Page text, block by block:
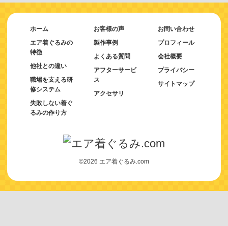
ホーム
エア着ぐるみの
特徴
他社との違い
職場を支える研
修システム
失敗しない着ぐ
るみの作り方
お客様の声
製作事例
よくある質問
アフターサービ
ス
アクセサリ
お問い合わせ
プロフィール
会社概要
プライバシー
サイトマップ
©2026 エア着ぐるみ.com